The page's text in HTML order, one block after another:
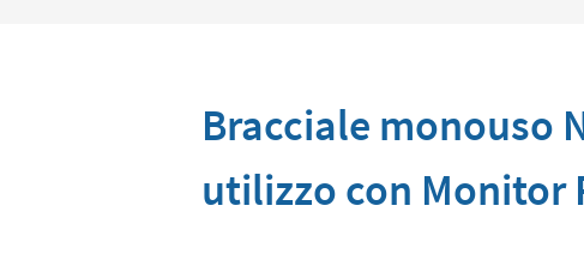
Bracciale monouso
utilizzo con Monitor